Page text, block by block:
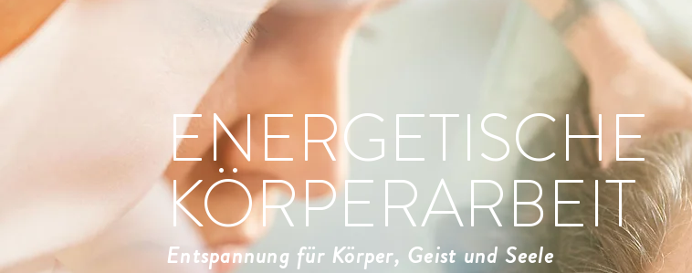
ENERGETISCHE
KÖRPERARBEIT
Entspannung für Körper, Geist und Seele